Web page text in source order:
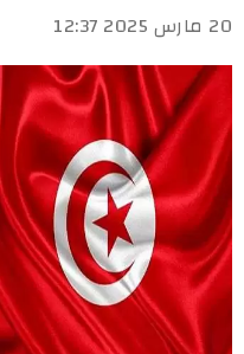
20 مارس 2025 12:37